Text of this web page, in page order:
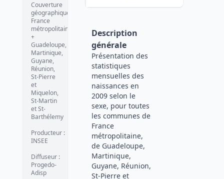
Couverture
géographique
France
métropolitaine
+
Guadeloupe,
Martinique,
Guyane,
Réunion,
St-Pierre
et
Miquelon,
St-Martin
et St-
Barthélemy
Producteur :
INSEE
Diffuseur :
Progedo-
Adisp
Description
générale
Présentation des
statistiques
mensuelles des
naissances en
2009 selon le
sexe, pour toutes
les communes de
France
métropolitaine,
de Guadeloupe,
Martinique,
Guyane, Réunion,
St-Pierre et